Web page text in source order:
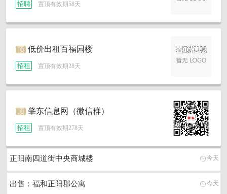
招聘 置顶有效期58天
顶 低价出租百福园楼
招租 置顶有效期28天
顶 肇东信息网（微信群）
招租 置顶有效期278天
正阳南四道街中央商城楼 今天
出售：福和正阳郡公寓 今天